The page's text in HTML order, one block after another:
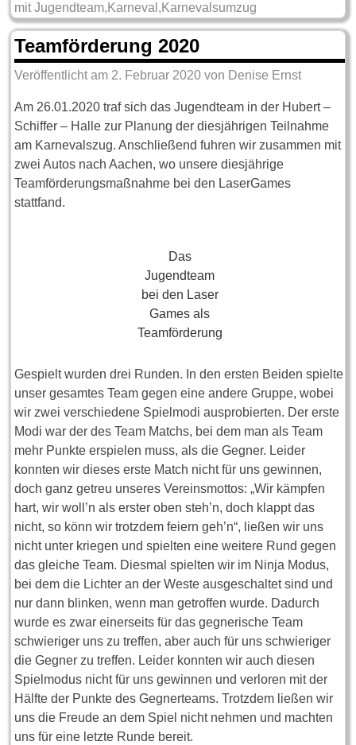
mit Jugendteam, Karneval , Karnevalsumzug
Teamförderung 2020
Veröffentlicht am 2. Februar 2020 von Denise Ernst
Am 26.01.2020 traf sich das Jugendteam in der Hubert –
Schiffer – Halle zur Planung der diesjährigen Teilnahme
am Karnevalszug. Anschließend fuhren wir zusammen mit
zwei Autos nach Aachen, wo unsere diesjährige
Teamförderungsmaßnahme bei den LaserGames
stattfand.
Das
Jugendteam
bei den Laser
Games als
Teamförderung
Gespielt wurden drei Runden. In den ersten Beiden spielte
unser gesamtes Team gegen eine andere Gruppe, wobei
wir zwei verschiedene Spielmodi ausprobierten. Der erste
Modi war der des Team Matchs, bei dem man als Team
mehr Punkte erspielen muss, als die Gegner. Leider
konnten wir dieses erste Match nicht für uns gewinnen,
doch ganz getreu unseres Vereinsmottos: „Wir kämpfen
hart, wir woll’n als erster oben steh’n, doch klappt das
nicht, so könn wir trotzdem feiern geh’n“, ließen wir uns
nicht unter kriegen und spielten eine weitere Rund gegen
das gleiche Team. Diesmal spielten wir im Ninja Modus,
bei dem die Lichter an der Weste ausgeschaltet sind und
nur dann blinken, wenn man getroffen wurde. Dadurch
wurde es zwar einerseits für das gegnerische Team
schwieriger uns zu treffen, aber auch für uns schwieriger
die Gegner zu treffen. Leider konnten wir auch diesen
Spielmodus nicht für uns gewinnen und verloren mit der
Hälfte der Punkte des Gegnerteams. Trotzdem ließen wir
uns die Freude an dem Spiel nicht nehmen und machten
uns für eine letzte Runde bereit.